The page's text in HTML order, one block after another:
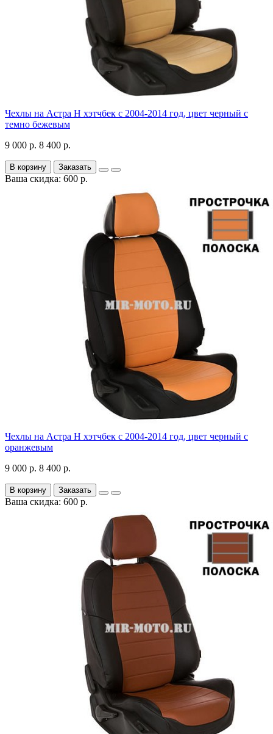
Чехлы на Астра H хэтчбек с 2004-2014 год, цвет черный с
темно бежевым
9 000 р. 8 400 р.
В корзину Заказать
Ваша скидка: 600 р.
Чехлы на Астра H хэтчбек с 2004-2014 год, цвет черный с
оранжевым
9 000 р. 8 400 р.
В корзину Заказать
Ваша скидка: 600 р.